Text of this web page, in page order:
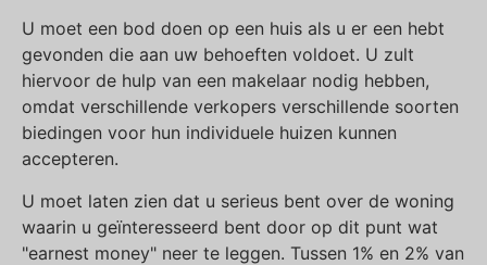
U moet een bod doen op een huis als u er een hebt
gevonden die aan uw behoeften voldoet. U zult
hiervoor de hulp van een makelaar nodig hebben,
omdat verschillende verkopers verschillende soorten
biedingen voor hun individuele huizen kunnen
accepteren.
U moet laten zien dat u serieus bent over de woning
waarin u geïnteresseerd bent door op dit punt wat
"earnest money" neer te leggen. Tussen 1% en 2% van